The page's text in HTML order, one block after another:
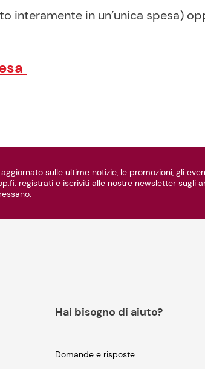
in un’unica spesa)
aggiornato sulle ultime notizie, le promozioni, gli
registrati e iscriviti alle nostre newsletter sugli
Hai bisogno di aiuto?
Domande e risposte